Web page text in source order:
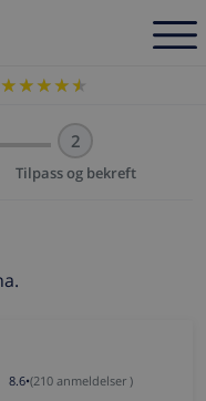
★★★★★
★★★★★
2
Tilpass og bekreft
8.6•(210 anmeldelser )